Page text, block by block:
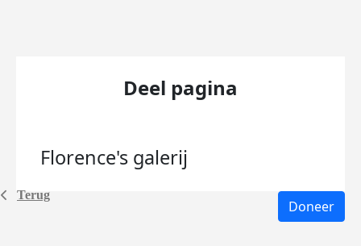
Terug
Deel pagina
Florence's galerij
Doneer